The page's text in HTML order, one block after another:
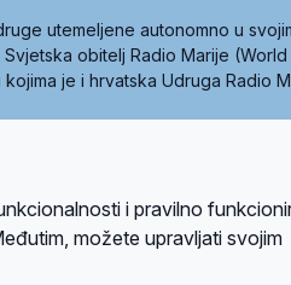
utemeljene autonomno u
obitelj Radio Marije
je i hrvatska Udruga Radio
i pravilno
možete upravljati svojim